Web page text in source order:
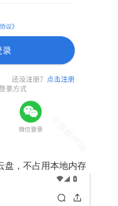
盘，不占用本地内存